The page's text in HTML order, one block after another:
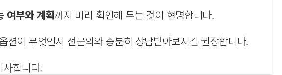
여부와 계획까지 미리 확인해 두는 것이 현명합니다.
이 무엇인지 전문의와 충분히 상담받아보시길 권장합니다.
합니다.